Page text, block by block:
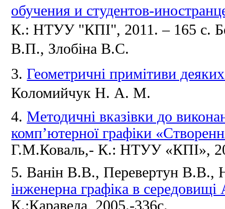
обучения и студентов-
К.: НТУУ "КПІ", 2011. – 165 с.
В.П., Злобіна В.С.
3.Геометричні примітиви
Коломийчук Н. А.М.
4.Методичні вказівки до
комп’ютерної графіки
Г.М.Коваль,- К.: НТУУ «КПІ»,
5. Ванін В.В., Перевертун В.В.,
інженерна графіка в
К.:Каравела, 2005.-336с.